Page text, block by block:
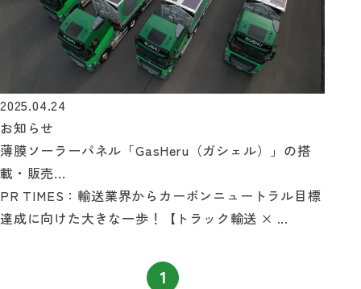
お問い合わせ
2025.04.24
お知らせ
薄膜ソーラーパネル「GasHeru（ガシェル）」の搭
載・販売...
PR TIMES：輸送業界からカーボンニュートラル目標
達成に向けた大きな一歩！【トラック輸送 × ...
1